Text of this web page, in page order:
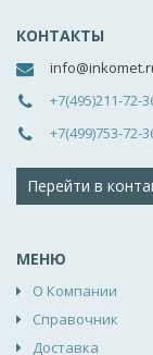
КОНТАКТЫ
+7(495)211-72-
+7(499)753-72-
Перейти в
МЕНЮ
О Компании
Справочник
Доставка